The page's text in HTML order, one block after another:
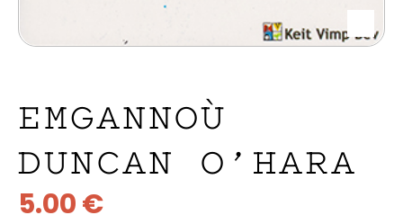
EMGANNOÙ
DUNCAN O’HARA
5.00€